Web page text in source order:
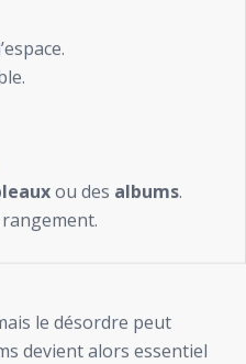
ou des albums.
le désordre peut
devient alors essentiel